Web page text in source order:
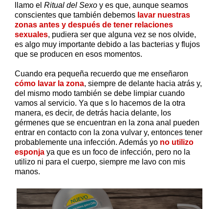
llamo el Ritual del Sexo y es que, aunque seamos
conscientes que también debemos lavar nuestras
zonas antes y después de tener relaciones
sexuales, pudiera ser que alguna vez se nos olvide,
es algo muy importante debido a las bacterias y flujos
que se producen en esos momentos.
Cuando era pequeña recuerdo que me enseñaron
cómo lavar la zona, siempre de delante hacia atrás y,
del mismo modo también se debe limpiar cuando
vamos al servicio. Ya que s lo hacemos de la otra
manera, es decir, de detrás hacia delante, los
gérmenes que se encuentran en la zona anal pueden
entrar en contacto con la zona vulvar y, entonces tener
probablemente una infección. Además yo no utilizo
esponja ya que es un foco de infección, pero no la
utilizo ni para el cuerpo, siempre me lavo con mis
manos.